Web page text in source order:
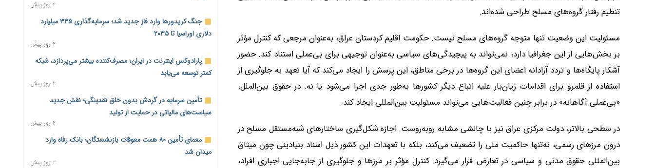
تنظیم رفتار گروه‌های مسلح طراحی شده‌اند.
مسئولیت این وضعیت تنها متوجه گروه‌های مسلح نیست. حکومت اقلیم کردستان عراق، به‌عنوان مرجعی که کنترل مؤثر
بر بخش‌هایی از این جغرافیا دارد، نمی‌تواند به پیچیدگی‌های سیاسی به‌عنوان توجیهی برای بی‌عملی استناد کند. حضور
آشکار پایگاه‌ها و تردد آزادانه اعضای این گروه‌ها در برخی مناطق، این پرسش را ایجاد می‌کند که آیا تعهد به جلوگیری از
استفاده از قلمرو برای اقدامات زیان‌بار علیه اتباع دیگر کشورها به‌طور جدی اجرا می‌شود یا نه. در حقوق بین‌الملل،
«بی‌عملی آگاهانه» در برابر چنین فعالیت‌هایی می‌تواند مسئولیت بین‌المللی ایجاد کند.
در سطحی بالاتر، دولت مرکزی عراق نیز با چالشی مشابه روبه‌روست. اجازه شکل‌گیری ساختارهای شبه‌مستقل مسلح در
درون مرزهای رسمی، نه‌تنها حاکمیت ملی را تضعیف می‌کند، بلکه با تعهدات این کشور ذیل اسناد بنیادینی چون میثاق
بین‌المللی حقوق مدنی و سیاسی در تعارض قرار می‌گیرد. کنترل مؤثر بر مرزها و جلوگیری از جابه‌جایی اجباری افراد،
۲ روز پیش
جنگ کریدورها وارد فاز جدید شد؛ سرمایه‌گذاری ۳۴۵ میلیارد
دلاری اوراسیا تا ۲۰۳۵
۲ روز پیش
پارادوکس اینترنت در ایران؛ مصرف‌کننده بیشتر می‌پردازد، شبکه
کمتر توسعه می‌یابد
۲ روز پیش
تأمین سرمایه در گردش بدون خلق نقدینگی؛ نقش جدید
سیاست‌های مالیاتی در حمایت از تولید
۲ روز پیش
معمای تأمین ۸۰ همت معوقات بازنشستگان؛ بانک رفاه وارد
میدان شد
۲ روز پیش